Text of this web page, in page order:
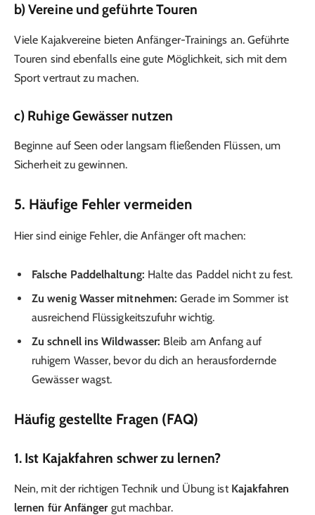
b) Vereine und geführte Touren
Viele Kajakvereine bieten Anfänger-Trainings an. Geführte
Touren sind ebenfalls eine gute Möglichkeit, sich mit dem
Sport vertraut zu machen.
c) Ruhige Gewässer nutzen
Beginne auf Seen oder langsam fließenden Flüssen, um
Sicherheit zu gewinnen.
5. Häufige Fehler vermeiden
Hier sind einige Fehler, die Anfänger oft machen:
Falsche Paddelhaltung: Halte das Paddel nicht zu fest.
Zu wenig Wasser mitnehmen: Gerade im Sommer ist
ausreichend Flüssigkeitszufuhr wichtig.
Zu schnell ins Wildwasser: Bleib am Anfang auf
ruhigem Wasser, bevor du dich an herausfordernde
Gewässer wagst.
Häufig gestellte Fragen (FAQ)
1. Ist Kajakfahren schwer zu lernen?
Nein, mit der richtigen Technik und Übung ist Kajakfahren
lernen für Anfängergut machbar.